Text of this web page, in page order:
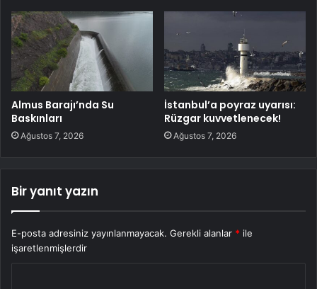
Almus Barajı’nda Su
Baskınları
Ağustos 7, 2026
İstanbul’a poyraz uyarısı:
Rüzgar kuvvetlenecek!
Ağustos 7, 2026
Bir yanıt yazın
E-posta adresiniz yayınlanmayacak. Gerekli alanlar * ile
işaretlenmişlerdir